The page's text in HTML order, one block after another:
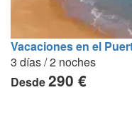
Vacaciones en el
3 días / 2 noches
Desde290 €